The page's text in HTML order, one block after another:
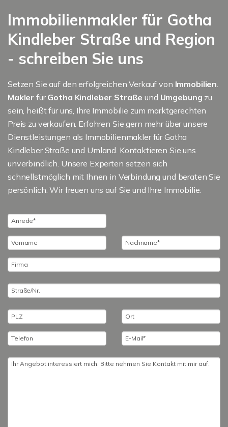
Immobilienmakler für Gotha
Kindleber Straße und Region
- schreiben Sie uns
Setzen Sie auf den erfolgreichen Verkauf von Immobilien
Makler fürGotha Kindleber Straßeund Umgebung zu
sein, heißt für uns, Ihre Immobilie zum marktgerechten
Preis zu verkaufen. Erfahren Sie gern mehr über unsere
Dienstleistungen als Immobilienmakler für Gotha
Kindleber Straße und Umland. Kontaktieren Sie uns
unverbindlich. Unsere Experten setzen sich
schnellstmöglich mit Ihnen in Verbindung und beraten Sie
persönlich. Wir freuen uns auf Sie und Ihre Immobilie.